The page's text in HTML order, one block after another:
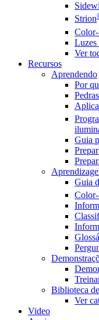
Strion
Luzes
Ver
Recursos
Aprendendo
Por
Guia
Guia
Biblioteca
Ver
Video